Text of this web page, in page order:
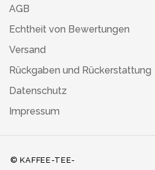
AGB
Echtheit von Bewertungen
Versand
Rückgaben und Rückerstattung
Datenschutz
Impressum
© KAFFEE-TEE-